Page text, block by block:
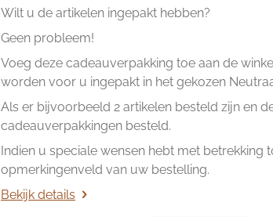
Wilt u de artikelen ingepakt hebben?
Geen probleem!
Voeg deze cadeauverpakking toe aan de
worden voor u ingepakt in het gekozen
Als er bijvoorbeeld 2 artikelen besteld zijn en
cadeauverpakkingen besteld.
Indien u speciale wensen hebt met betrekking
opmerkingenveld van uw bestelling.
Bekijk details